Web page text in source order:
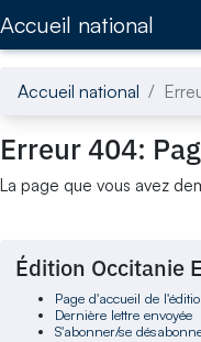
Accueil national
Accueil national
Erreur 404:
La page que vous avez
Édition Occitanie
Page d'accueil de
Dernière lettre envoyée
S'abonner/se